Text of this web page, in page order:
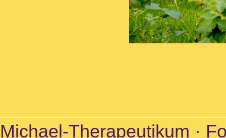
Michael-Therapeutikum ·